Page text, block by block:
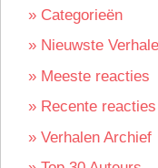
» Categorieën
» Nieuwste
» Meeste reacties
» Recente reacties
» Verhalen Archief